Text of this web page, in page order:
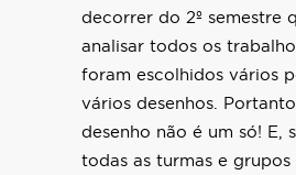
decorrer do 2º semestre
analisar todos os
foram escolhidos vários
vários desenhos.
desenho não é um só! E,
todas as turmas e grupos